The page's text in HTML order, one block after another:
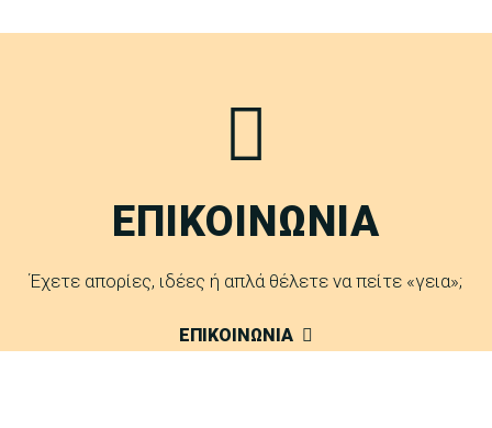
ΕΠΙΚΟΙΝΩΝΙΑ
Έχετε απορίες, ιδέες ή απλά θέλετε να πείτε «γεια»;
ΕΠΙΚΟΙΝΩΝΙΑ